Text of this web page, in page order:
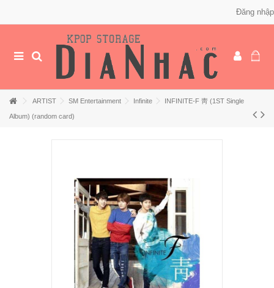
Đăng nhập
ARTIST SM Entertainment Infinite INFINITE-F 靑 (1ST Single
Album) (random card)